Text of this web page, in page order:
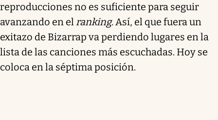
reproducciones no es suficiente para seguir
avanzando en elranking. Así, el que fuera un
exitazo de Bizarrap va perdiendo lugares en la
lista de las canciones más escuchadas. Hoy se
coloca en la séptima posición.